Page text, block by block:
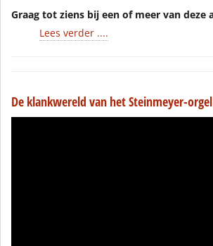
Graag tot ziens bij een of meer van deze
Lees verder ....
De klankwereld van het Steinmeyer-orgel